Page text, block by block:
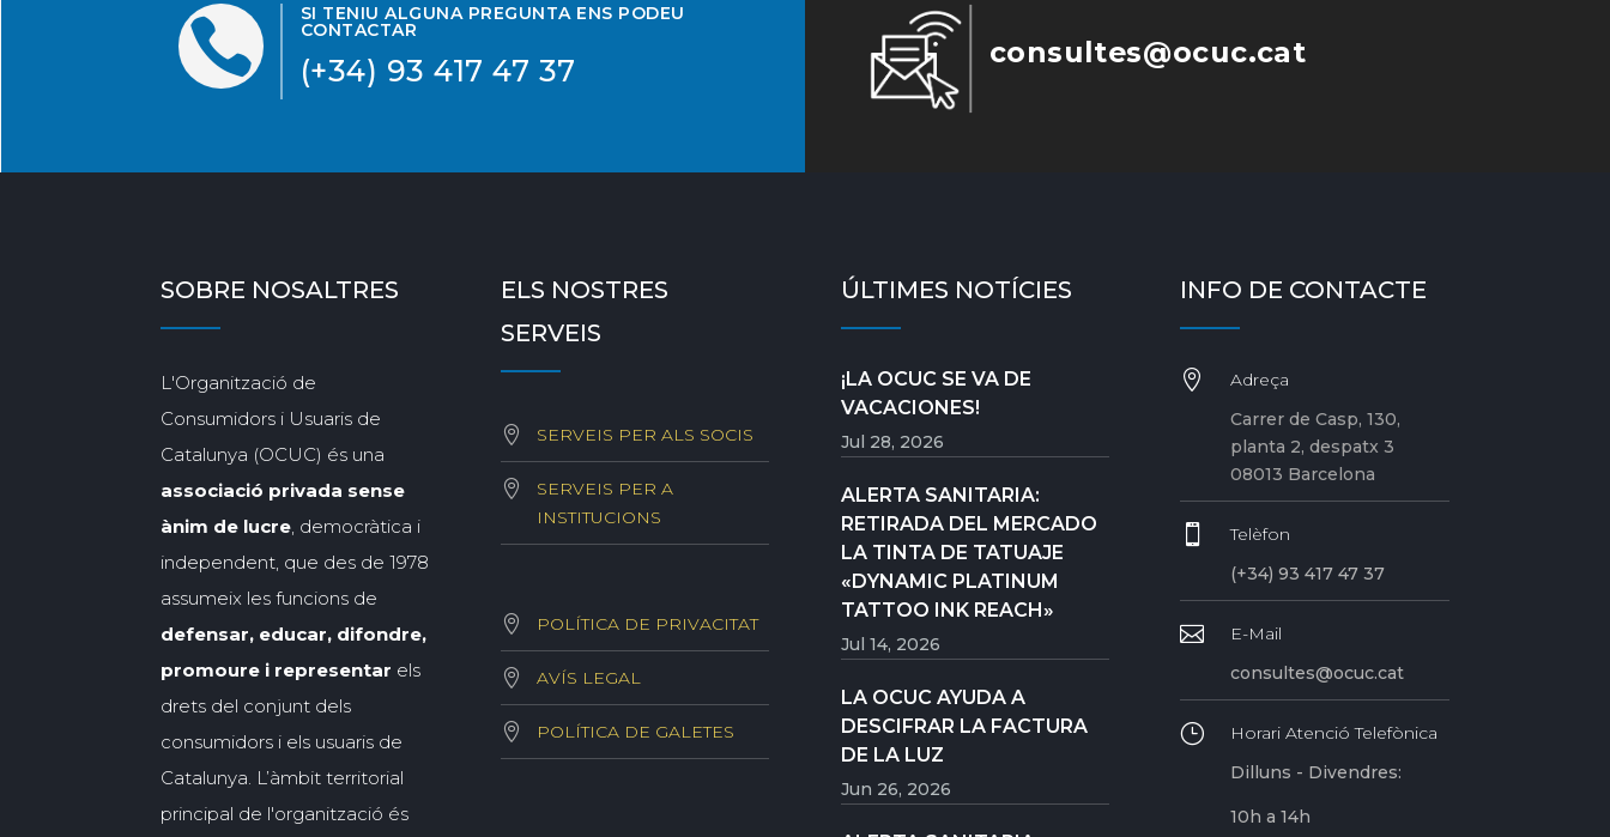
 SI TENIU ALGUNA PREGUNTA ENS PODEU
CONTACTAR
(+34) 93 417 47 37
consultes@ocuc.cat
SOBRE NOSALTRES
L'Organització de
Consumidors i Usuaris de
Catalunya (OCUC) és una
associació privada sense
ànim de lucre, democràtica i
independent, que des de 1978
assumeix les funcions de
defensar, educar, difondre,
promoure i representar els
drets del conjunt dels
consumidors i els usuaris de
Catalunya. L’àmbit territorial
principal de l'organització és
ELS NOSTRES
SERVEIS
SERVEIS PER ALS SOCIS
SERVEIS PER A
INSTITUCIONS
POLÍTICA DE PRIVACITAT
AVÍS LEGAL
POLÍTICA DE GALETES
ÚLTIMES NOTÍCIES
¡LA OCUC SE VA DE
VACACIONES!
Jul 28, 2026
ALERTA SANITARIA:
RETIRADA DEL MERCADO
LA TINTA DE TATUAJE
«DYNAMIC PLATINUM
TATTOO INK REACH»
Jul 14, 2026
LA OCUC AYUDA A
DESCIFRAR LA FACTURA
DE LA LUZ
Jun 26, 2026
INFO DE CONTACTE

Adreça
Carrer de Casp, 130,
planta 2, despatx 3
08013 Barcelona

Telèfon
(+34) 93 417 47 37

E-Mail
consultes@ocuc.cat
}
Horari Atenció Telefònica
Dilluns - Divendres:
10h a 14h